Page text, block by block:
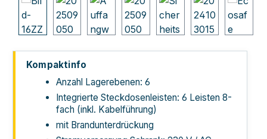
Kompaktinfo
Anzahl Lagerebenen: 6
Integrierte Steckdosenleisten: 6 Leisten 8-
fach (inkl. Kabelführung)
mit Brandunterdrückung